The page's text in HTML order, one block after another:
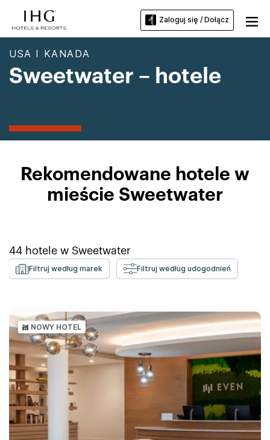
Zaloguj się / Dołącz
USA I KANADA
Sweetwater – hotele
Rekomendowane hotele w
mieście Sweetwater
44 hotele w Sweetwater
Filtruj według marek Filtruj według udogodnień
NOWY HOTEL